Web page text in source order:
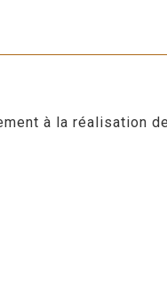
à la réalisation